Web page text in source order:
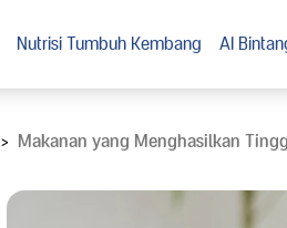
Nutrisi Tumbuh Kembang AI
> Makanan yang Menghasilkan